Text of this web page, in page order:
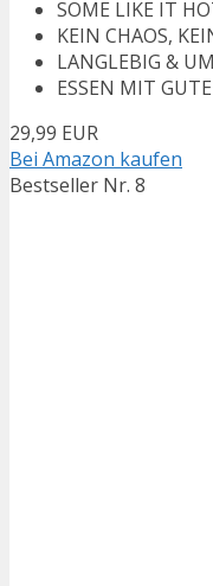
SOME LIKE IT
KEIN CHAOS,
LANGLEBIG &
ESSEN MIT
29,99 EUR
Bei Amazon kaufen
Bestseller Nr. 8